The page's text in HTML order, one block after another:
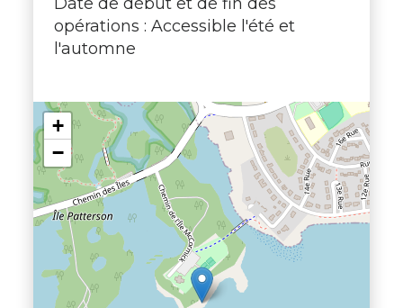
opérations : Accessible l'été et
l'automne
+
−